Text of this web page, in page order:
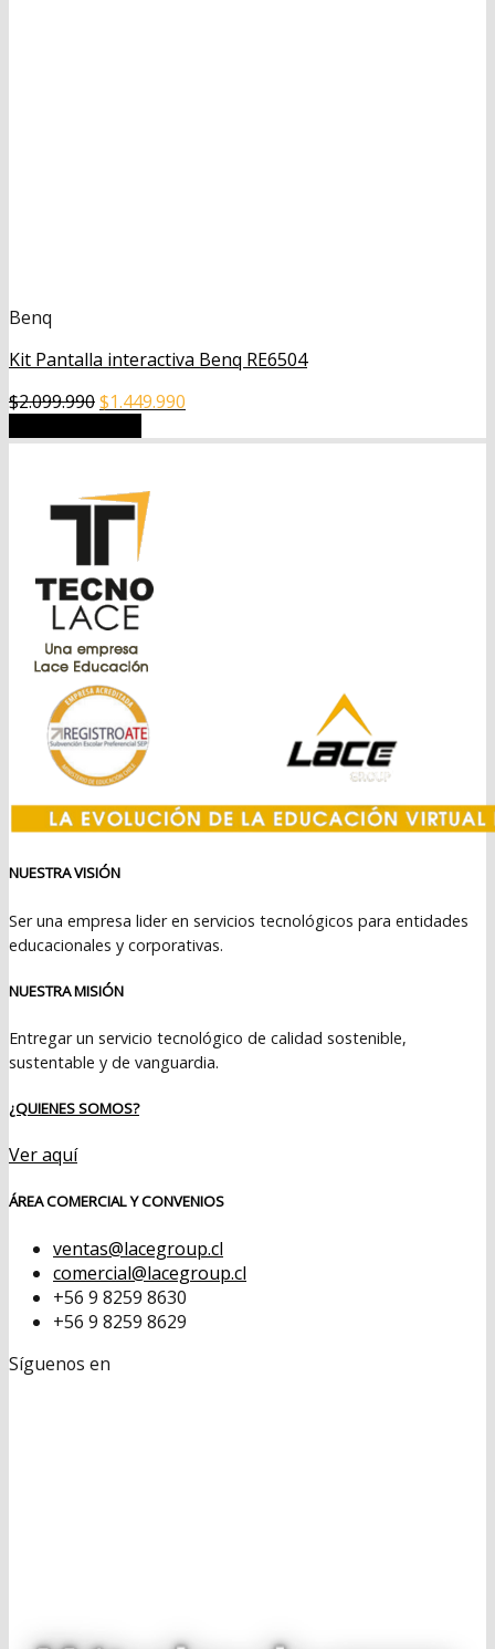
Benq
Kit Pantalla interactiva Benq RE6504
$2.099.990El
original
$2.099.990.
$1.449.990
actual
NUESTRA VISIÓN
Ser una empresa lider en servicios tecnológicos para entidades
educacionales y corporativas.
NUESTRA MISIÓN
Entregar un servicio tecnológico de calidad sostenible,
sustentable y de vanguardia.
¿QUIENES SOMOS?
Ver aquí
ÁREA COMERCIAL Y CONVENIOS
ventas@lacegroup.cl
comercial@lacegroup.cl
+56 9 8259 8630
+56 9 8259 8629
Síguenos en